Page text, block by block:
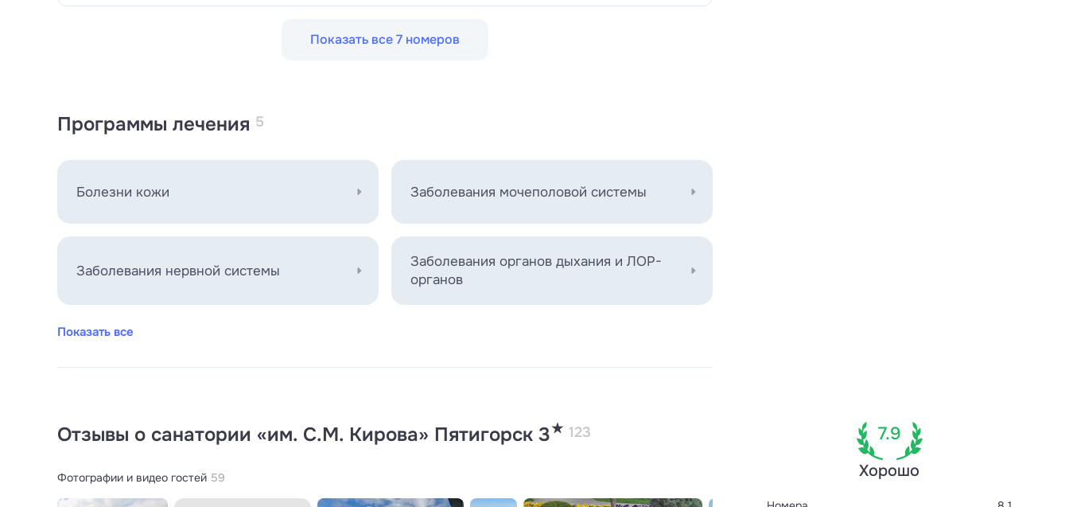
Показать все 7 номеров
Программы лечения 5
Болезни кожи Заболевания мочеполовой системы
Заболевания нервной системы
Заболевания органов дыхания и ЛОР-
органов
Показать все
Отзывы о санатории «им. С.М. Кирова» Пятигорск 3★ 123
Фотографии и видео гостей 59
7.9
Хорошо